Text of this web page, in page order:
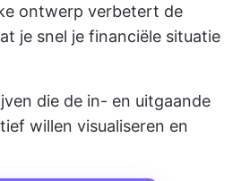
ontwerp verbetert de
je snel je financiële situatie
die de in- en uitgaande
willen visualiseren en